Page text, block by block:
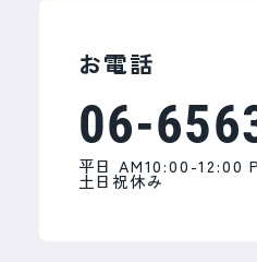
お電話
06-
平日 AM10:00-12:00
土日祝休み
す。
提供体制や運営方
検討してまいりま